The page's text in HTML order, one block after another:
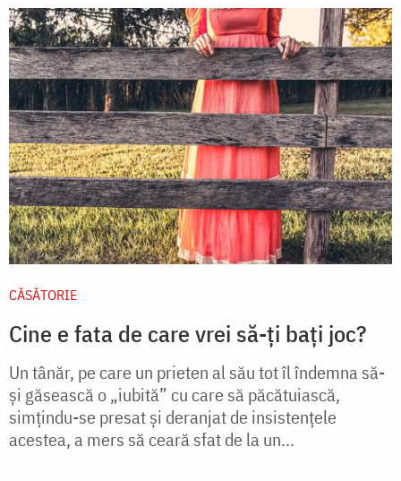
CĂSĂTORIE
Cine e fata de care vrei să-ți bați joc?
Un tânăr, pe care un prieten al său tot îl îndemna să-
și găsească o „iubită” cu care să păcătuiască,
simțindu-se presat și deranjat de insistențele
acestea, a mers să ceară sfat de la un...